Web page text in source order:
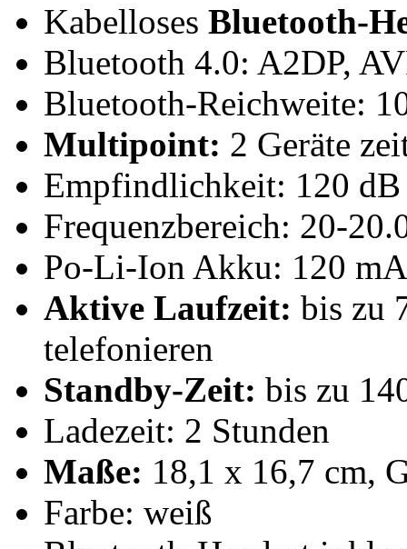
Kabelloses Bluetooth-
Bluetooth 4.0: A2DP,
Bluetooth-Reichweite:
Multipoint: 2 Geräte
Empfindlichkeit: 120 dB
Frequenzbereich: 20-
Po-Li-Ion Akku: 120
Aktive Laufzeit: bis zu
telefonieren
Standby-Zeit: bis zu
Ladezeit: 2 Stunden
Maße: 18,1 x 16,7 cm,
Farbe: weiß